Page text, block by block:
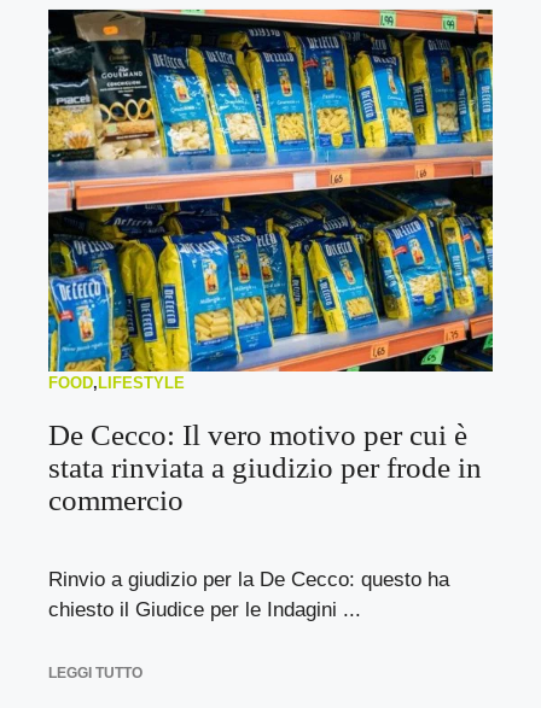
FOOD, LIFESTYLE
De Cecco: Il vero motivo per cui è
stata rinviata a giudizio per frode in
commercio
Rinvio a giudizio per la De Cecco: questo ha
chiesto il Giudice per le Indagini ...
LEGGI TUTTO